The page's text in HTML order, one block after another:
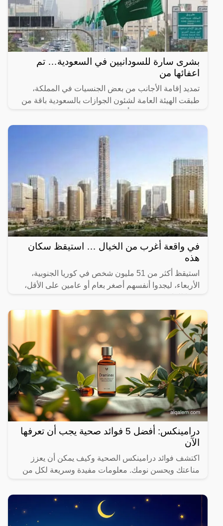
بشرى سارة للسودانيين في السعودية… تم
اعفائها من
تمديد إقامة الأجانب من بعض الجنسيات في المملكة،
طبقت الهيئة العامة لشئون الجوازات بالسعودية باقة من
بتأشيرة
في واقعة أغرب من الخيال … استيقظ سكان
هذه
استيقظ أكثر من 51 مليون شخص في كوريا الجنوبية،
الأربعاء، ليجدوا أنفسهم أصغر بعام أو عامين على الأقل،
درامينكس: أفضل 5 فوائد صحية يجب أن تعرفها
الآن
اكتشف فوائد درامينكس الصحية وكيف يمكن أن يعزز
مناعتك ويحسن نومك. معلومات مفيدة وسريعة لكل من